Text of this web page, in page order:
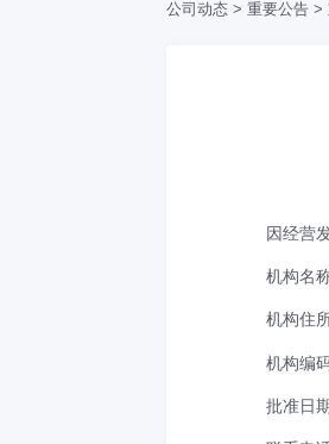
公司动态 > 重要公告 >
因经营
机构名
机构住
机构编
批准日